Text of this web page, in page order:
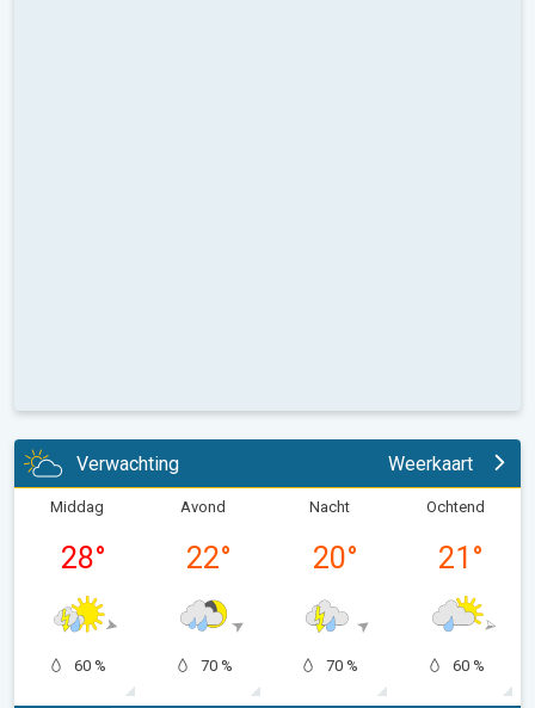
Verwachting Weerkaart
Middag
28°
60 %
Avond
22°
70 %
Nacht
20°
70 %
Ochtend
21 °
60 %